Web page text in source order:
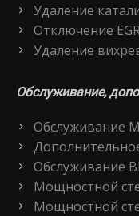
Удаление
Отключение
Удаление
Обслуживание,
Обслуживание
Обслуживание
Мощностной
Мощностной